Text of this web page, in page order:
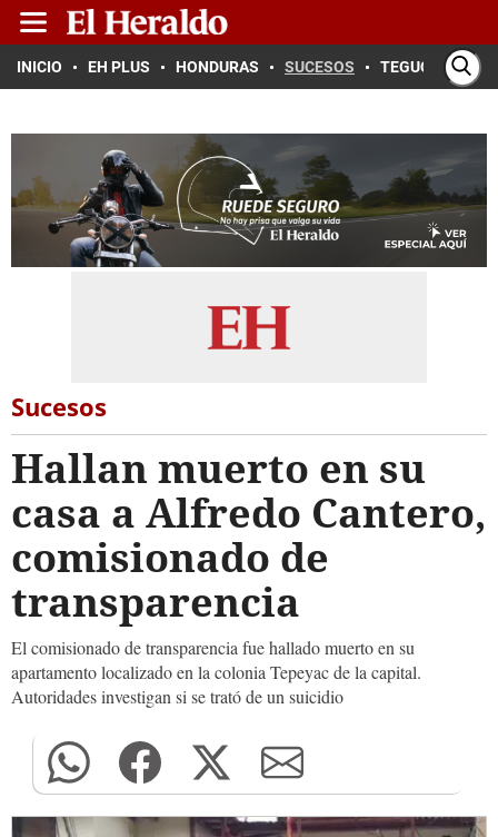
INICIO EH PLUS HONDURAS SUCESOS TEGUCIGALPA
Sucesos
Hallan muerto en su
casa a Alfredo Cantero,
comisionado de
transparencia
El comisionado de transparencia fue hallado muerto en su
apartamento localizado en la colonia Tepeyac de la capital.
Autoridades investigan si se trató de un suicidio